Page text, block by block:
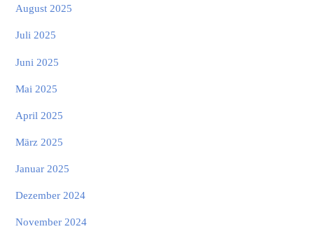
August 2025
Juli 2025
Juni 2025
Mai 2025
April 2025
März 2025
Januar 2025
Dezember 2024
November 2024